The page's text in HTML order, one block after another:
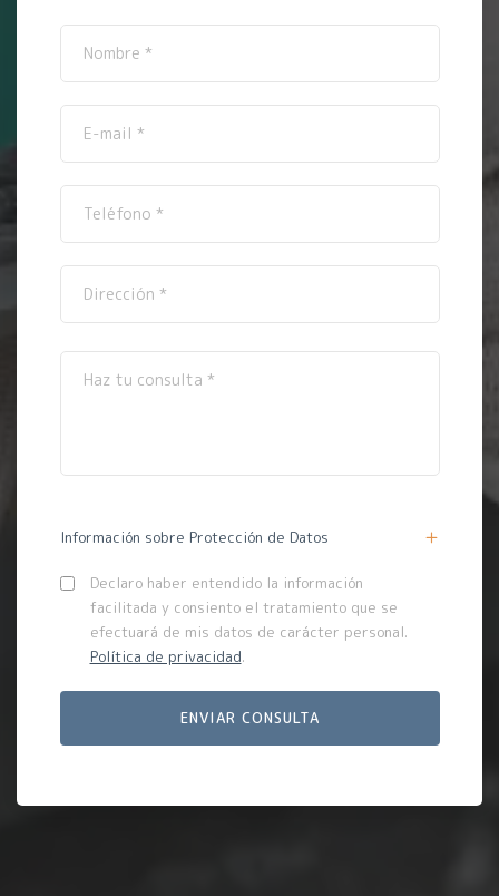
Información sobre Protección de Datos
Declaro haber entendido la información
facilitada y consiento el tratamiento que se
efectuará de mis datos de carácter personal.
Política de privacidad.